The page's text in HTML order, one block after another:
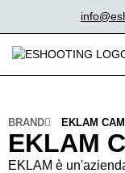
BRAND EKLAM
EKLAM
EKLAM è